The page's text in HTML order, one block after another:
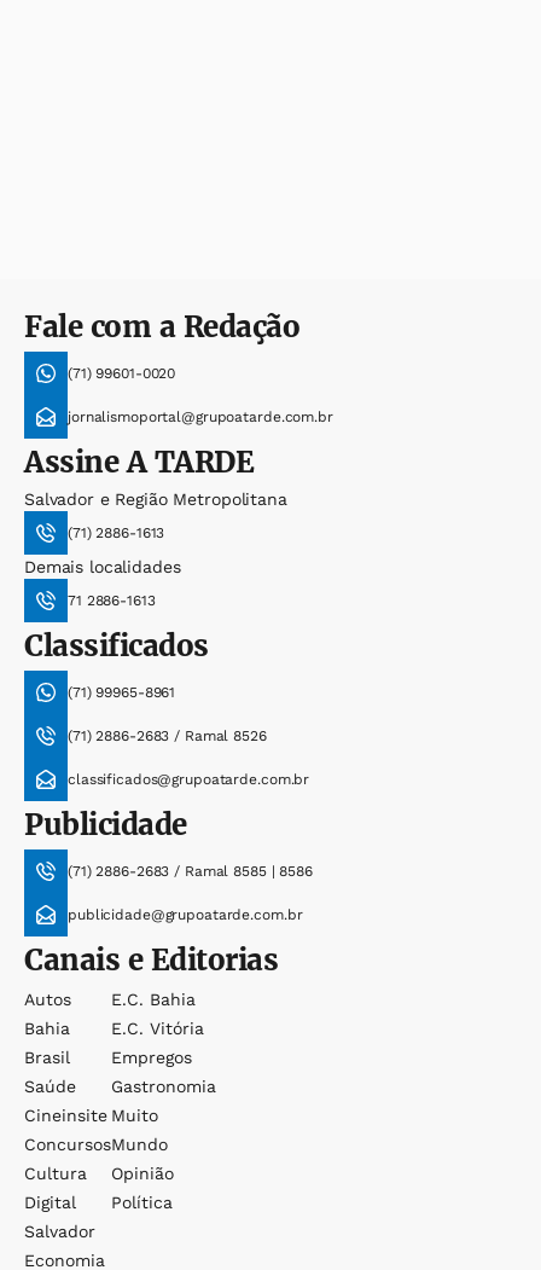
Fale com a Redação
(71) 99601-0020
jornalismoportal@grupoatarde.com.br
AssineA TARDE
Salvador e Região Metropolitana
(71) 2886-1613
Demais localidades
71 2886-1613
Classificados
(71) 99965-8961
(71) 2886-2683 / Ramal 8526
classificados@grupoatarde.com.br
Publicidade
(71) 2886-2683 / Ramal 8585 | 8586
publicidade@grupoatarde.com.br
Canais e Editorias
Autos
Bahia
Brasil
Saúde
Cineinsite
Concursos
Cultura
Digital
Salvador
Economia
E.c. Bahia
E.c. Vitória
Empregos
Gastronomia
Muito
Mundo
Opinião
Política